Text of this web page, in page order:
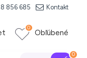
856 685 Kontakt
Obľúbené
0
0